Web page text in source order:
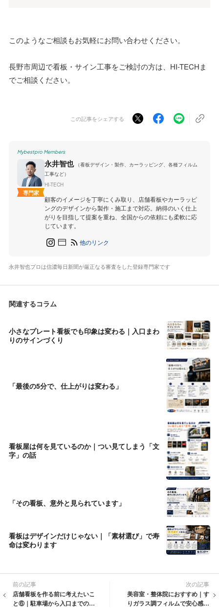
このようなご相談もお気軽にお問い合わせください。
長野市周辺で看板・サイン工事をご検討の方は、HI-TECHま
でご相談ください。
この記事をシェアする
Mybestpro Members
専門家
永井智也
（看板デザイン・製作、カーラッピング、各種フィルム
工事など）
HI-TECH
顧客のイメージを丁寧にくみ取り、店舗看板やカーラッピ
ングのデザインから製作・施工まで対応。納得のいく仕上
がりを目指して提案を重ね、全国からの依頼にも柔軟に応
じています。
他のリンク
永井智也プロは信濃毎日新聞が厳正なる審査をした登録専門家です
関連するコラム
小さなプレート看板でも印象は変わる｜入口まわ
りのサインづくり
「最後の5分で、仕上がりは変わる」
看板屋は何を見ているのか｜つい見てしまう「文
字」の話
「その看板、意外と見られています」
看板はデザインだけじゃない｜「素材選び」で寿
命は変わります
前の記事
店舗看板を作る前に考えたいこ
と⑥｜駐車場から入口までの案
次の記事
美容室・整体院におすすめ｜す
りガラス調フィルムで安心感の